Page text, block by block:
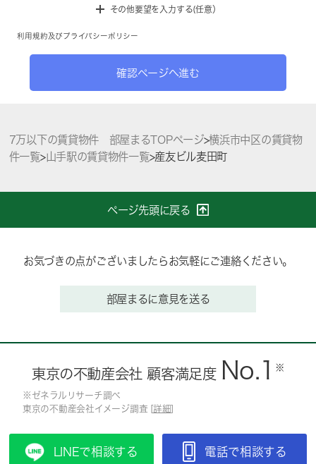
その他要望を入力する(任意）
利用規約 及び プライバシーポリシー
確認ページへ進む
7万以下の賃貸物件 部屋まるTOPページ>横浜市中区の賃貸物
件一覧>山手駅の賃貸物件一覧>産友ビル麦田町
ページ先頭に戻る
お気づきの点がございましたらお気軽にご連絡ください。
部屋まるに意見を送る
東京の不動産会社 顧客満足度 No.1 ※
※ゼネラルリサーチ調べ
東京の不動産会社イメージ調査 [ 詳細
LINEで相談する 電話で相談する